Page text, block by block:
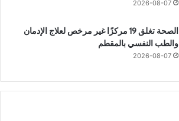
2026-08-07
الصحة تغلق 19 مركزًا غير مرخص لعلاج الإدمان
والطب النفسي بالمقطم
2026-08-07